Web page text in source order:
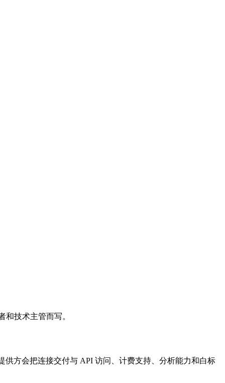
技术主管而写。
供方会把连接交付与 API 访问、计费支持、分析能力和白标